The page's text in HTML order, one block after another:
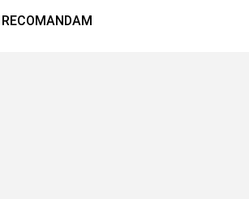
RECOMANDAM